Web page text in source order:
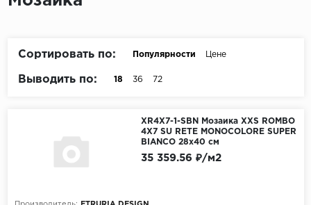
Сортировать по: Популярности Цене
Выводить по: 18 36 72
XR4X7-1-SBN Мозаика XXS ROMBO
4X7 SU RETE MONOCOLORE SUPER
BIANCO 28x40 см
35 359.56 ₽/м2